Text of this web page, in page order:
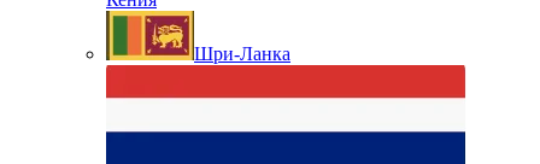
Шри-Ланка